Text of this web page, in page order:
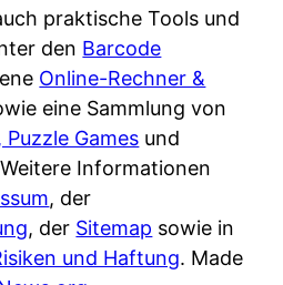
praktische Tools und
den Barcode
Online-Rechner &
eine Sammlung von
Games und
Informationen
, der
, der Sitemap sowie in
und Haftung. Made